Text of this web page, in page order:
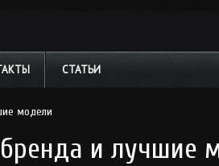
СТАТЬИ
модели
и лучшие